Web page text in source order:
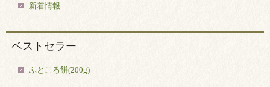
新着情報
ベストセラー
ふところ餅(200g)